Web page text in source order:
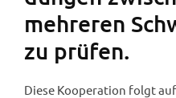
mehreren
zu prüfen.
Diese Kooperation folgt